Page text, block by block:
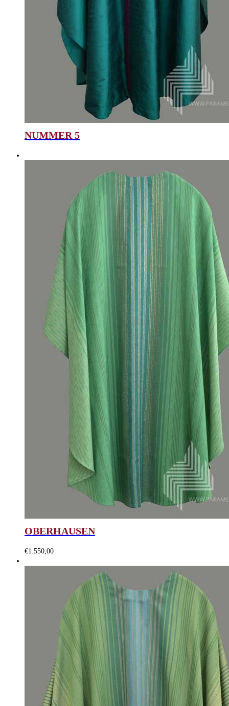
NUMMER 5
OBERHAUSEN
€1.550,00